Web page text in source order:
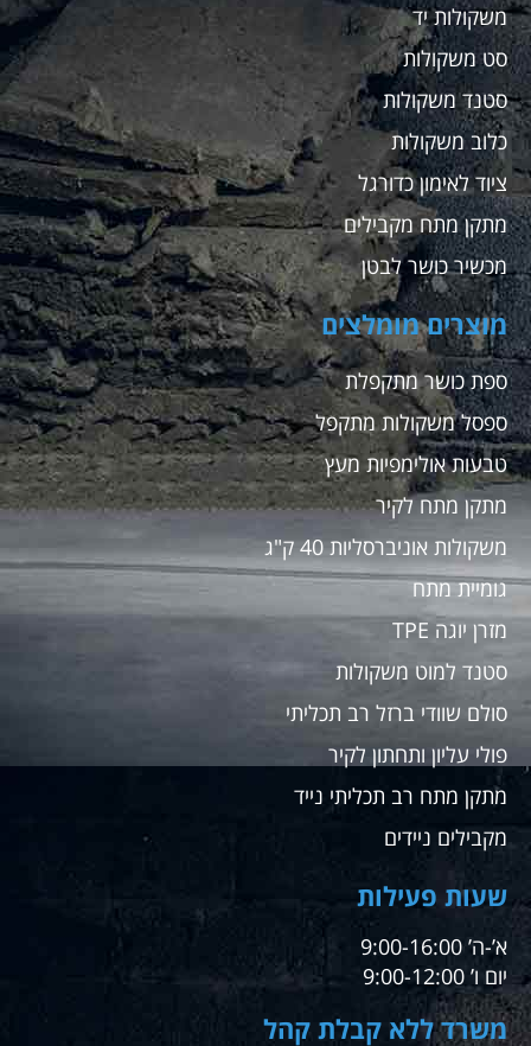
משקולות יד
סט משקולות
סטנד משקולות
כלוב משקולות
ציוד לאימון כדורגל
מתקן מתח מקבילים
מכשיר כושר לבטן
מוצרים מומלצים
ספת כושר מתקפלת
ספסל משקולות מתקפל
טבעות אולימפיות מעץ
מתקן מתח לקיר
משקולות אוניברסליות 40 ק"ג
גומיית מתח
מזרן יוגה TPE
סטנד למוט משקולות
סולם שוודי ברזל רב תכליתי
פולי עליון ותחתון לקיר
מתקן מתח רב תכליתי נייד
מקבילים ניידים
שעות פעילות
א’-ה’ 9:00-16:00
יום ו’ 9:00-12:00
משרד ללא קבלת קהל